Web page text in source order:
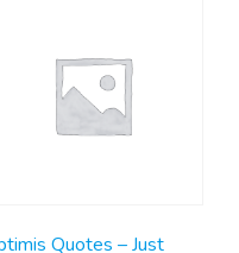
Quotes – Just